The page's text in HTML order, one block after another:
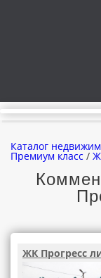
Каталог
Премиум класс /
ЖК Прогресс